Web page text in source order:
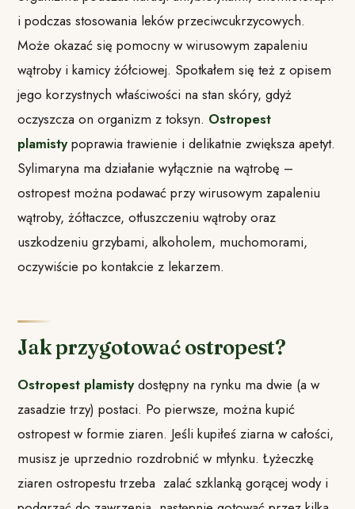
i podczas stosowania leków przeciwcukrzycowych.
Może okazać się pomocny w wirusowym zapaleniu
wątroby i kamicy żółciowej. Spotkałem się też z opisem
jego korzystnych właściwości na stan skóry, gdyż
oczyszcza on organizm z toksyn. Ostropest
plamistypoprawia trawienie i delikatnie zwiększa apetyt.
Sylimaryna ma działanie wyłącznie na wątrobę –
ostropest można podawać przy wirusowym zapaleniu
wątroby, żółtaczce, otłuszczeniu wątroby oraz
uszkodzeniu grzybami, alkoholem, muchomorami,
oczywiście po kontakcie z lekarzem.
Jak przygotować ostropest?
Ostropest plamistydostępny na rynku ma dwie (a w
zasadzie trzy) postaci. Po pierwsze, można kupić
ostropest w formie ziaren. Jeśli kupiłeś ziarna w całości,
musisz je uprzednio rozdrobnić w młynku. Łyżeczkę
ziaren ostropestu trzeba zalać szklanką gorącej wody i